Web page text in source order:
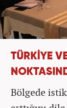
TÜRKİYE
Bölgede